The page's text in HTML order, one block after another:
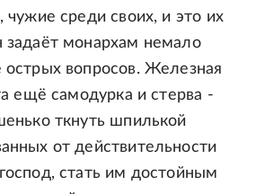
чужие среди своих, и это их
задаёт монархам немало
вопросов. Железная
ещё самодурка и стерва -
ткнуть шпилькой
от действительности
стать им достойным